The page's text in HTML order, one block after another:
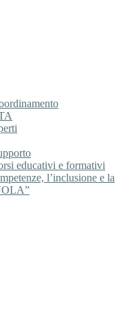
educativi e formativi
l’inclusione e la